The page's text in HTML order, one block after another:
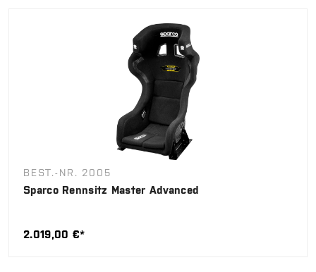
BEST.-NR. 2005
Sparco Rennsitz Master Advanced
2.019,00 €*